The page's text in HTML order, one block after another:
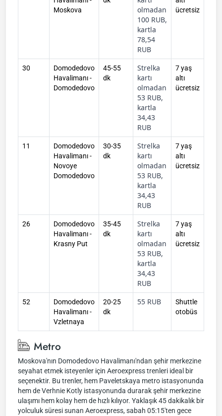
Moskova
olmadan
100 RUB,
kartla
78,54
RUB
ücretsiz
30
Domodedovo
Havalimanı -
Domodedovo
45-55
dk
Strelka
kartı
olmadan
53 RUB,
kartla
34,43
RUB
7 yaş
altı
ücretsiz
11
Domodedovo
Havalimanı -
Novoye
Domodedovo
30-35
dk
Strelka
kartı
olmadan
53 RUB,
kartla
34,43
RUB
7 yaş
altı
ücretsiz
26
Domodedovo
Havalimanı -
Krasny Put
35-45
dk
Strelka
kartı
olmadan
53 RUB,
kartla
34,43
RUB
7 yaş
altı
ücretsiz
52
Domodedovo
Havalimanı -
Vzletnaya
20-25
dk
55 RUB
Shuttle
otobüs
Metro
Moskova'nın Domodedovo Havalimanı'ndan şehir merkezine
seyahat etmek isteyenler için Aeroexpress trenleri ideal bir
seçenektir. Bu trenler, hem Paveletskaya metro istasyonunda
hem de Verhnie Kotly istasyonunda durarak şehir merkezine
ulaşımı hem kolay hem de hızlı kılıyor. Yaklaşık 45 dakikalık bir
yolculuk süresi sunan Aeroexpress, sabah 05:15'ten gece